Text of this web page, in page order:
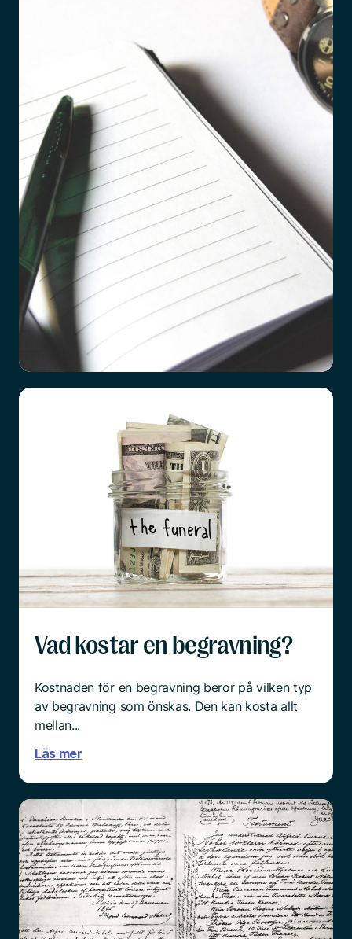
Checklista vid dödsfall
Det är ett hårt slag att förlora en närstående
familjemedlem, oavsett vad orsaken är. Hur
förberedda vi än tror att vi är, till exempel efter
en lång tids sjukdom hos den anhörige, så är det
överrumplande och chockartat.
Och mitt i sorgen är det ingen enkel sak att börja
tänka praktiskt.
Läs mer
Vad kostar en begravning?
Kostnaden för en begravning beror på vilken typ
av begravning som önskas. Den kan kosta allt
mellan...
Läs mer